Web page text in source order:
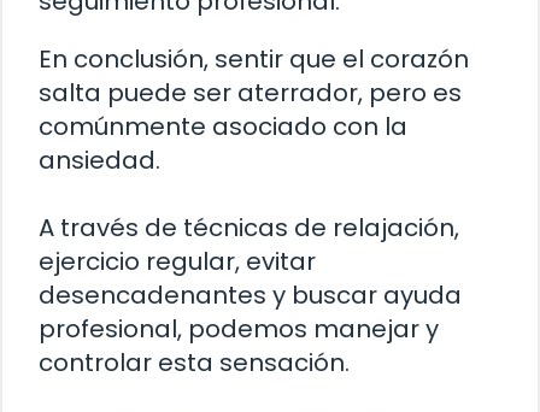
En conclusión, sentir que el corazón
salta puede ser aterrador, pero es
comúnmente asociado con la
ansiedad.
A través de técnicas de relajación,
ejercicio regular, evitar
desencadenantes y buscar ayuda
profesional, podemos manejar y
controlar esta sensación.